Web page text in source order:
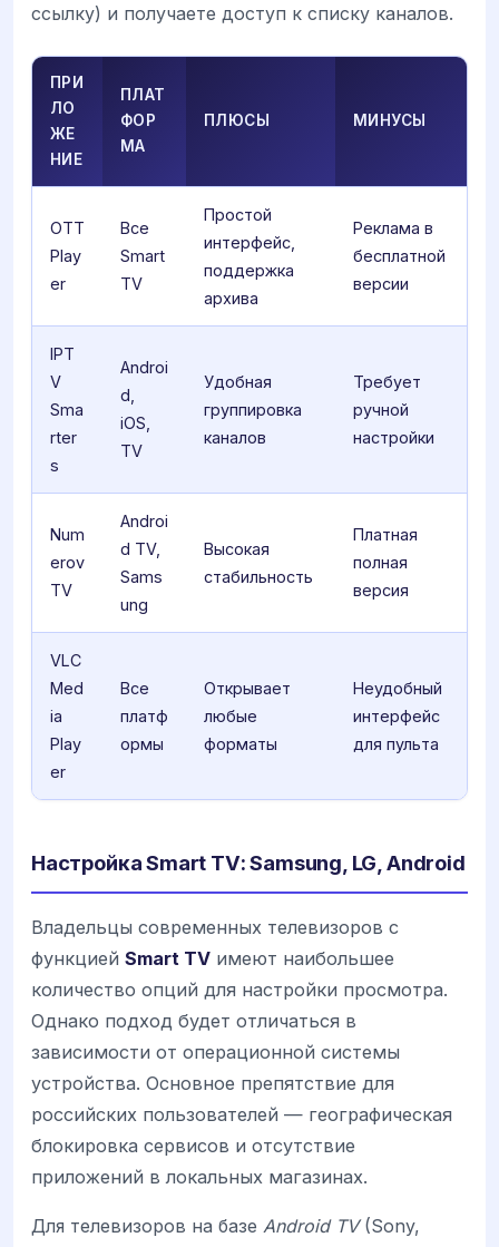
ссылку) и получаете доступ к списку каналов.
ПРИ
ЛО
ЖЕ
НИЕ
ПЛАТ
ФОР
МА
ПЛЮСЫ МИНУСЫ
OTT
Play
er
Все
Smart
TV
Простой
интерфейс,
поддержка
архива
Реклама в
бесплатной
версии
IPT
V
Sma
rter
s
Androi
d,
iOS,
TV
Удобная
группировка
каналов
Требует
ручной
настройки
Num
erov
TV
Androi
d TV,
Sams
ung
Высокая
стабильность
Платная
полная
версия
VLC
Med
ia
Play
er
Все
платф
ормы
Открывает
любые
форматы
Неудобный
интерфейс
для пульта
Настройка Smart TV: Samsung, LG, Android
Владельцы современных телевизоров с
функцией Smart TV имеют наибольшее
количество опций для настройки просмотра.
Однако подход будет отличаться в
зависимости от операционной системы
устройства. Основное препятствие для
российских пользователей — географическая
блокировка сервисов и отсутствие
приложений в локальных магазинах.
Для телевизоров на базе Android TV(Sony,